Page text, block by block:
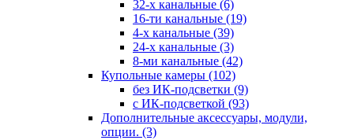
32-х канальные (6)
16-ти канальные (19)
4-х канальные (39)
24-х канальные (3)
8-ми канальные (42)
Купольные камеры (102)
без ИК-подсветки (9)
с ИК-подсветкой (93)
Дополнительные аксессуары, модули,
опции. (3)